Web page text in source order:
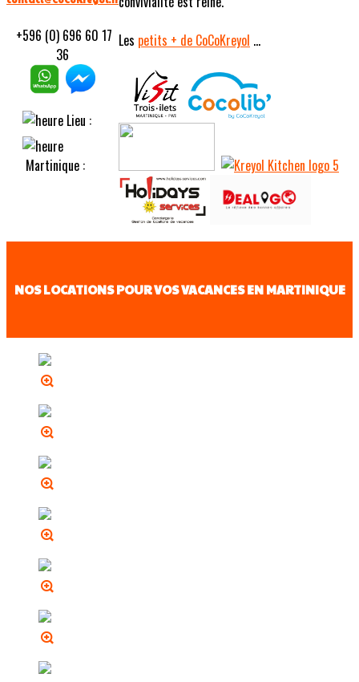
+596 (0) 696 60 17
36
Lieu :
Martinique :
Les petits + de CoCoKreyol ...
NOS LOCATIONS POUR VOS VACANCES EN MARTINIQUE